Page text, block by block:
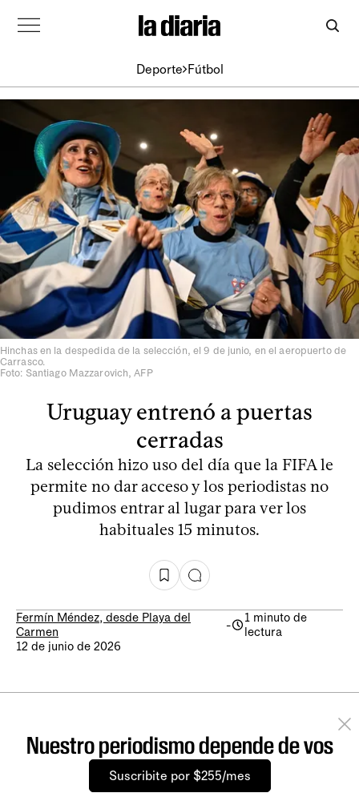
Deporte Fútbol
Hinchas en la despedida de la selección, el 9 de junio, en el aeropuerto de
Carrasco.
Foto: Santiago Mazzarovich, AFP
Uruguay entrenó a puertas
cerradas
La selección hizo uso del día que la FIFA le
permite no dar acceso y los periodistas no
pudimos entrar al lugar para ver los
habituales 15 minutos.
Fermín Méndez, desde Playa del
Carmen
-
1 minuto de
lectura
12 de junio de 2026
Nuestro periodismo depende de vos
Suscribite por $255/mes